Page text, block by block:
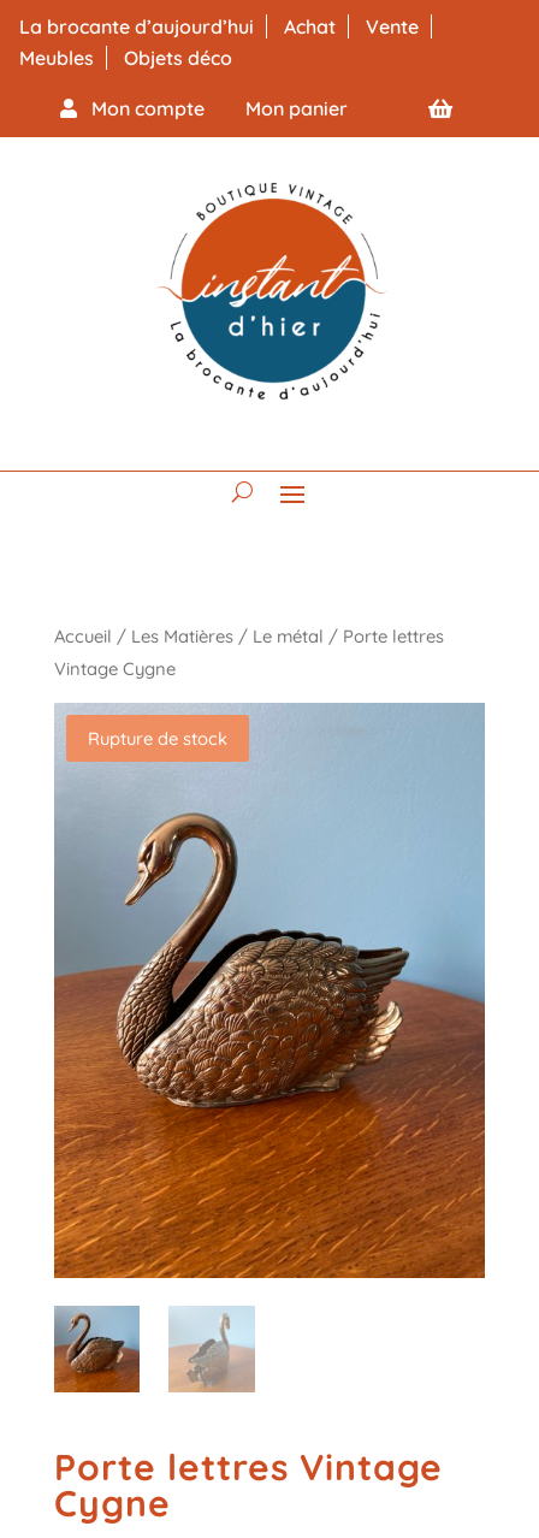
La brocante d’aujourd’hui Achat
Vente
Meubles
Objets déco
Mon compte Mon panier
Accueil / Les Matières/ Le métal / Porte lettres
Vintage Cygne
Porte lettres Vintage
Cygne
Rupture de stock